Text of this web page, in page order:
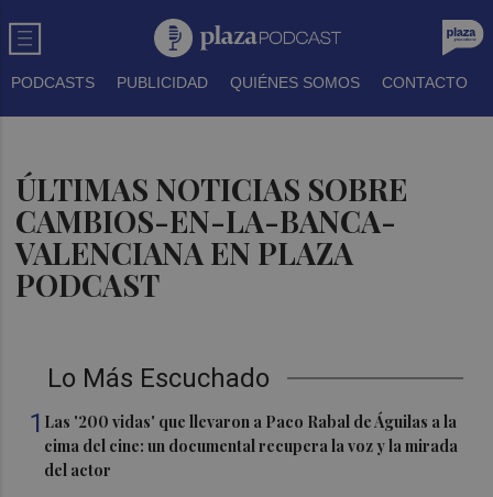
PODCASTS PUBLICIDAD QUIÉNES SOMOS CONTACTO
ÚLTIMAS NOTICIAS SOBRE
CAMBIOS-EN-LA-BANCA-
VALENCIANA EN PLAZA
PODCAST
Lo Más Escuchado
1 Las '200 vidas' que llevaron a Paco Rabal de Águilas a la
cima del cine: un documental recupera la voz y la mirada
del actor